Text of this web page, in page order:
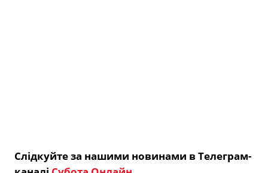
Слідкуйте за нашими новинами в Телеграм-